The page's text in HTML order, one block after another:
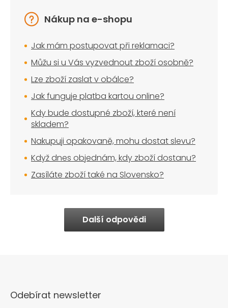
Nákup na e-shopu
Jak mám postupovat při reklamaci?
Můžu si u Vás vyzvednout zboží osobně?
Lze zboží zaslat v obálce?
Jak funguje platba kartou online?
Kdy bude dostupné zboží, které není
skladem?
Nakupuji opakovaně, mohu dostat slevu?
Když dnes objednám, kdy zboží dostanu?
Zasíláte zboží také na Slovensko?
Další odpovědi
Odebírat newsletter